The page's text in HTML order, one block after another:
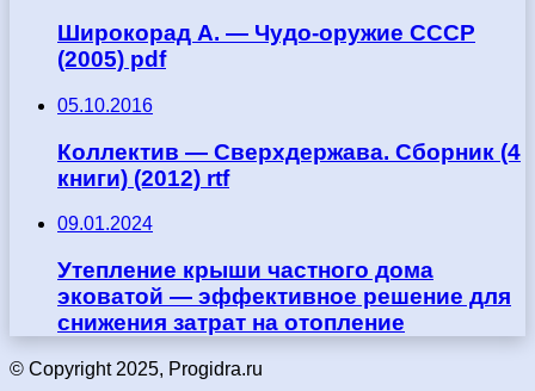
Широкорад А. — Чудо-оружие СССР
(2005) pdf
05.10.2016
Коллектив — Сверхдержава. Сборник (4
книги) (2012) rtf
09.01.2024
Утепление крыши частного дома
эковатой — эффективное решение для
снижения затрат на отопление
© Copyright 2025, Progidra.ru